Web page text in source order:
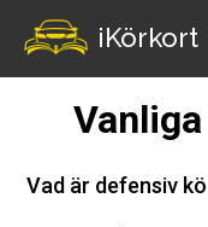
iKörkort
Vad är defensiv